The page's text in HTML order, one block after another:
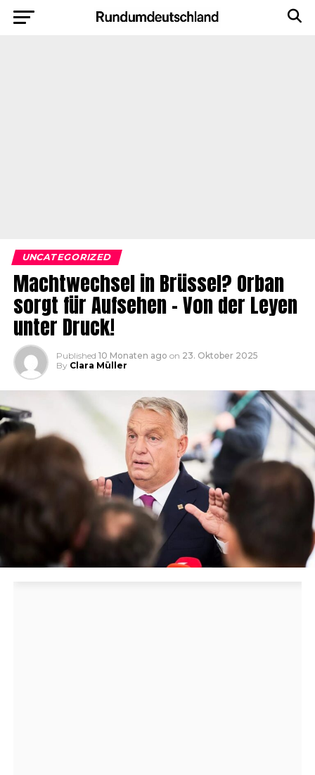
UNCATEGORIZED
Machtwechsel in Brüssel? Orban
sorgt für Aufsehen – Von der Leyen
unter Druck!
Published 10 Monaten ago on 23. Oktober 2025
By Clara Müller